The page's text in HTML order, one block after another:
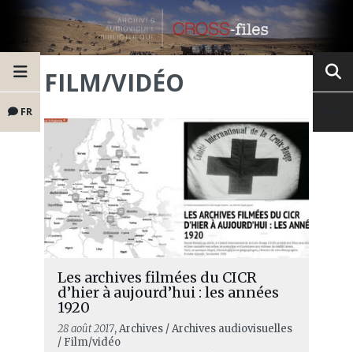
FR
FILM/VIDÉO
Les archives filmées du CICR
d’hier à aujourd’hui : les années
1920
28 août 2017, Archives / Archives audiovisuelles
/ Film/vidéo